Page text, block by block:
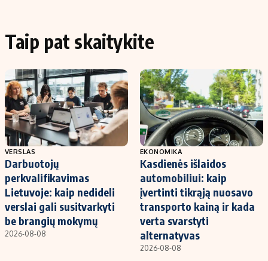
Taip pat skaitykite
VERSLAS
Darbuotojų
perkvalifikavimas
Lietuvoje: kaip nedideli
verslai gali susitvarkyti
be brangių mokymų
2026-08-08
EKONOMIKA
Kasdienės išlaidos
automobiliui: kaip
įvertinti tikrąją nuosavo
transporto kainą ir kada
verta svarstyti
alternatyvas
2026-08-08